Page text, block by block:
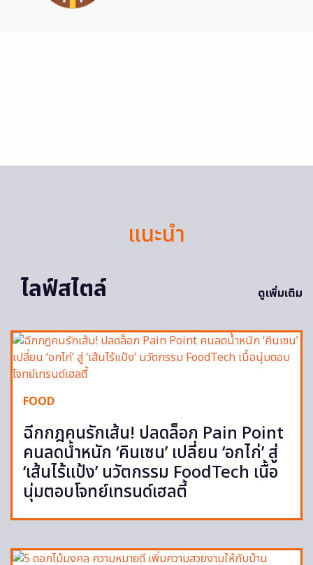
แนะนำ
ไลฟ์สไตล์
ดูเพิ่มเติม
FOOD
ฉีกกฎคนรักเส้น! ปลดล็อก Pain Point
คนลดน้ำหนัก ‘คินเซน’ เปลี่ยน ‘อกไก่’ สู่
‘เส้นไร้แป้ง’ นวัตกรรม FoodTech เนื้อ
นุ่มตอบโจทย์เทรนด์เฮลตี้